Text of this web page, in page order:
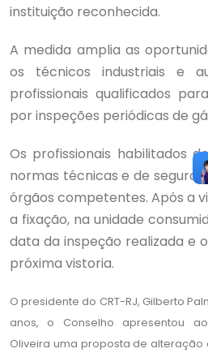
instituição reconhecida.
A medida amplia as
os técnicos industriais e
profissionais qualificados
por inspeções periódicas de
Os profissionais habilitados
normas técnicas e de
órgãos competentes. Após a
a fixação, na unidade
data da inspeção realizada e
próxima vistoria.
O presidente do CRT-RJ, Gilberto
anos, o Conselho apresentou
Oliveira uma proposta de